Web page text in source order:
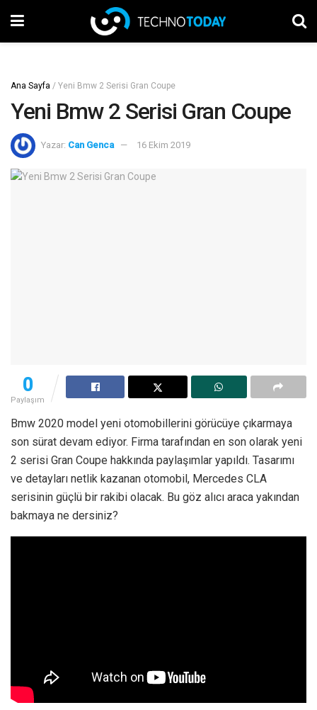
Ana Sayfa / Yeni Bmw 2 Serisi Gran Coupe
Yeni Bmw 2 Serisi Gran Coupe
Yazar: Can Genca 16 Ekim 2019
0
Paylaşım
Bmw 2020 model yeni otomobillerini görücüye çıkarmaya
son sürat devam ediyor. Firma tarafından en son olarak yeni
2 serisi Gran Coupe hakkında paylaşımlar yapıldı. Tasarımı
ve detayları netlik kazanan otomobil, Mercedes CLA
serisinin güçlü bir rakibi olacak. Bu göz alıcı araca yakından
bakmaya ne dersiniz?